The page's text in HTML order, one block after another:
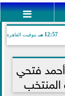

12:57 مـ بتوقيت القاهرة
فتحي